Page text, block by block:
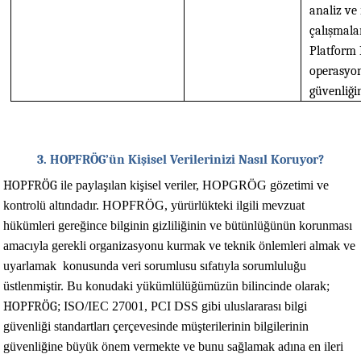
analiz
Platform
3. ​​​​HOPFRÖG’ün Kişisel Verilerinizi Nasıl Koruyor?
HOPFRÖG ile paylaşılan kişisel veriler,HOPGRÖG gözetimi ve
kontrolü altındadır.HOPFRÖG, yürürlükteki ilgili mevzuat
hükümleri gereğince bilginin gizliliğinin ve bütünlüğünün korunması
amacıyla gerekli organizasyonu kurmak ve teknik önlemleri almak ve
uyarlamak konusunda veri sorumlusu sıfatıyla sorumluluğu
üstlenmiştir. Bu konudaki yükümlülüğümüzün bilincinde olarak;
HOPFRÖG; ISO/IEC 27001, PCI DSS gibi uluslararası bilgi
güvenliği standartları çerçevesinde müşterilerinin bilgilerinin
güvenliğine büyük önem vermekte ve bunu sağlamak adına en ileri